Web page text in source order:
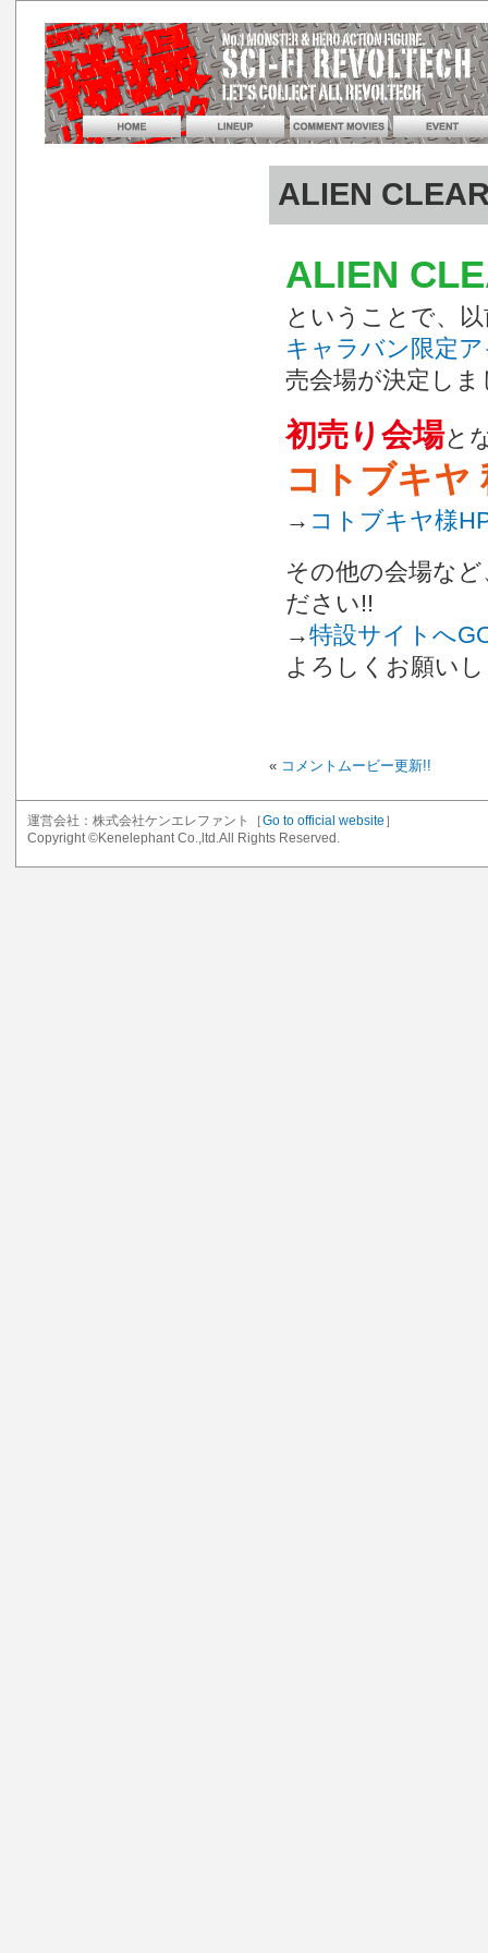
ALIEN
ALIEN
ということで、
キャラバン限定
売会場が決定しま
初売り会場と
コトブキヤ
→ コトブキヤ様
その他の会場な
ださい!!
→特設サイトへ
よろしくお願い
« コメントムービー更新!!
運営会社：株式会社ケンエレファント［Go to official website ］
Copyright ©Kenelephant Co.,ltd.All Rights Reserved.